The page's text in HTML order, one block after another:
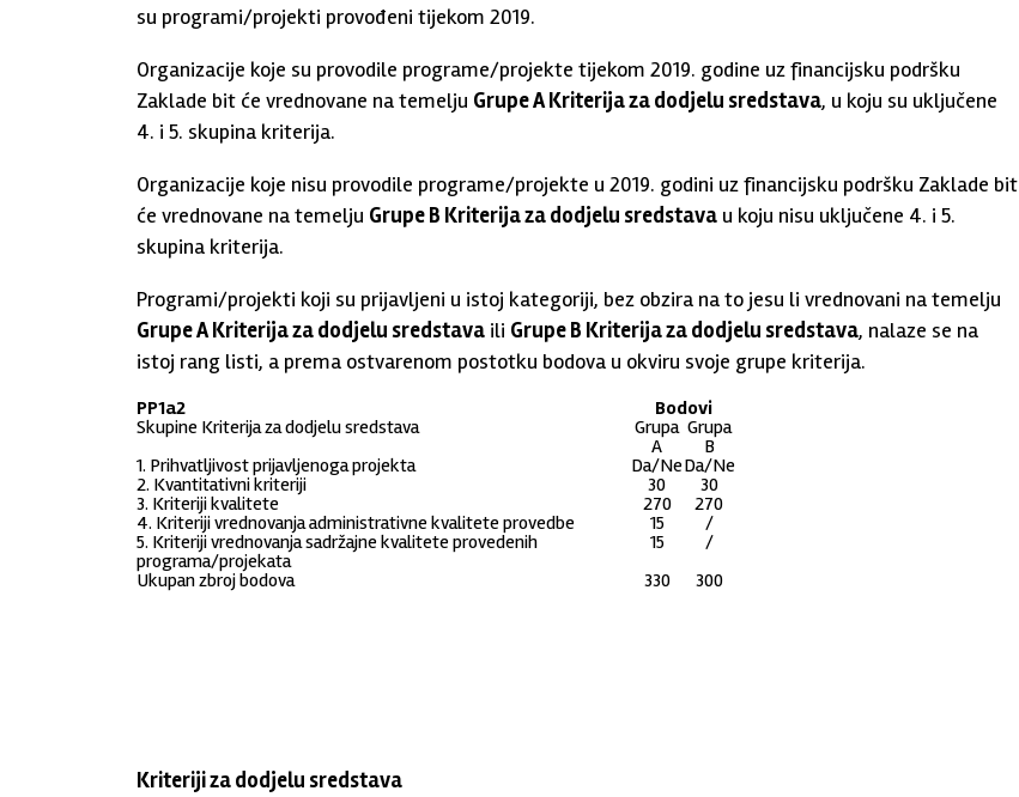
su programi/projekti provođeni tijekom 2019.
Organizacije koje su provodile programe/projekte tijekom 2019. godine uz financijsku podršku
Zaklade bit će vrednovane na temelju Grupe A Kriterija za dodjelu sredstava, u koju su uključene
4. i 5. skupina kriterija.
Organizacije koje nisu provodile programe/projekte u 2019. godini uz financijsku podršku Zaklade bit
će vrednovane na temelju Grupe B Kriterija za dodjelu sredstava u koju nisu uključene 4. i 5.
skupina kriterija.
Programi/projekti koji su prijavljeni u istoj kategoriji, bez obzira na to jesu li vrednovani na temelju
Grupe A Kriterija za dodjelu sredstava ili Grupe B Kriterija za dodjelu sredstava, nalaze se na
istoj rang listi, a prema ostvarenom postotku bodova u okviru svoje grupe kriterija.
PP1a2
Bodovi
Skupine Kriterija za dodjelu sredstava
Grupa
A
Grupa
B
1. Prihvatljivost prijavljenoga projekta
Da/NeDa/Ne
2. Kvantitativni kriteriji
30
30
3. Kriteriji kvalitete
270
270
4. Kriteriji vrednovanja administrativne kvalitete provedbe
15
/
5. Kriteriji vrednovanja sadržajne kvalitete provedenih
programa/projekata
15
/
Ukupan zbroj bodova
330 300
Kriteriji za dodjelu sredstava